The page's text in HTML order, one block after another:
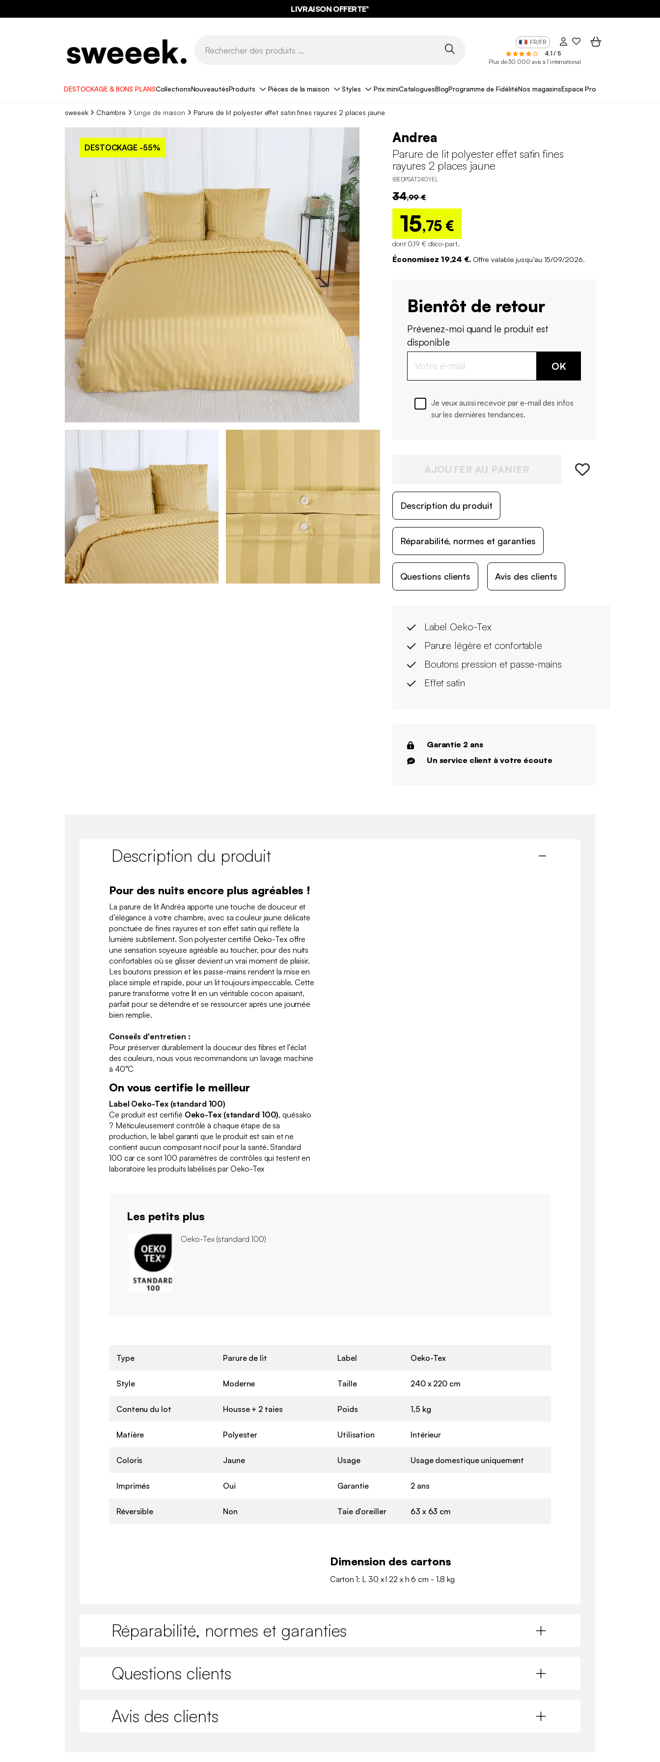
LIVRAISON OFFERTE*
FR/FR
4,1 / 5
Plus de 30 000 avis à l’international
DESTOCKAGE & BONS PLANSCollectionsNouveautésProduits Pièces de la maison Styles Prix miniCataloguesBlogProgramme de FidélitéNos magasinsEspace Pro
sweeek Chambre Linge de maison Parure de lit polyester effet satin fines rayures 2 places jaune
DESTOCKAGE -55%
Andrea
Parure de lit polyester effet satin fines
rayures 2 places jaune
IBEDPSAT240YEL
34,99 €
15,75 €
dont 0,19 € d'éco-part.
Économisez 19,24 €. Offre valable jusqu’au 15/09/2026.
Bientôt de retour
Prévenez-moi quand le produit est
disponible
OK
Je veux aussi recevoir par e-mail des infos
sur les dernières tendances.
AJOUTER AU PANIER
Description du produit
Réparabilité, normes et garanties
Questions clients Avis des clients
Label Oeko-Tex
Parure légère et confortable
Boutons pression et passe-mains
Effet satin
Garantie 2 ans
Un service client à votre écoute
Description du produit
Pour des nuits encore plus agréables !
La parure de lit Andréa apporte une touche de douceur et
d’élégance à votre chambre, avec sa couleur jaune délicate
ponctuée de fines rayures et son effet satin qui reflète la
lumière subtilement. Son polyester certifié Oeko-Tex offre
une sensation soyeuse agréable au toucher, pour des nuits
confortables où se glisser devient un vrai moment de plaisir.
Les boutons pression et les passe-mains rendent la mise en
place simple et rapide, pour un lit toujours impeccable. Cette
parure transforme votre lit en un véritable cocon apaisant,
parfait pour se détendre et se ressourcer après une journée
bien remplie.
Conseils d'entretien :
Pour préserver durablement la douceur des fibres et l'éclat
des couleurs, nous vous recommandons un lavage machine
à 40°C
On vous certifie le meilleur
Label Oeko-Tex (standard 100)
Ce produit est certifié Oeko-Tex (standard 100), quésako
? Méticuleusement contrôlé à chaque étape de sa
production, le label garanti que le produit est sain et ne
contient aucun composant nocif pour la santé. Standard
100 car ce sont 100 paramètres de contrôles qui testent en
laboratoire les produits labélisés parOeko-Tex
Les petits plus
Oeko-Tex (standard 100)
Type Parure de lit
Style Moderne
Contenu du lot Housse + 2 taies
Matière Polyester
Coloris Jaune
Imprimés Oui
Réversible Non
Label Oeko-Tex
Taille 240 x 220 cm
Poids 1,5 kg
Utilisation Intérieur
Usage Usage domestique uniquement
Garantie 2 ans
Taie d'oreiller 63 x 63 cm
Dimension des cartons
Carton 1: L 30 x l 22 x h 6 cm - 1.8 kg
Réparabilité, normes et garanties
Questions clients
Avis des clients